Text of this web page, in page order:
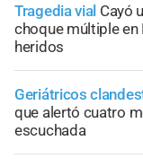
Tragedia vial Cayó
choque múltiple en
heridos
Geriátricos
que alertó cuatro
escuchada